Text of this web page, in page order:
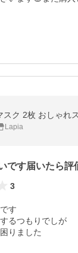
スク 2枚 おしゃれ
Lapia
です届いたら
3
す
るつもりでしが
りました